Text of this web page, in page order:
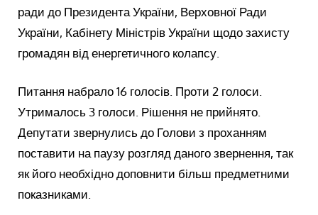
ради до Президента України, Верховної Ради
України, Кабінету Міністрів України щодо захисту
громадян від енергетичного колапсу.
Питання набрало 16 голосів. Проти 2 голоси.
Утрималось 3 голоси. Рішення не прийнято.
Депутати звернулись до Голови з проханням
поставити на паузу розгляд даного звернення, так
як його необхідно доповнити більш предметними
показниками.